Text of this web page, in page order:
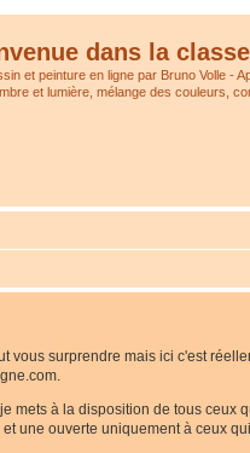
dans la
et peinture en ligne par Bruno Volle -
et lumière, mélange des couleurs,
vous surprendre mais ici c'est
mets à la disposition de tous
une ouverte uniquement à ceux